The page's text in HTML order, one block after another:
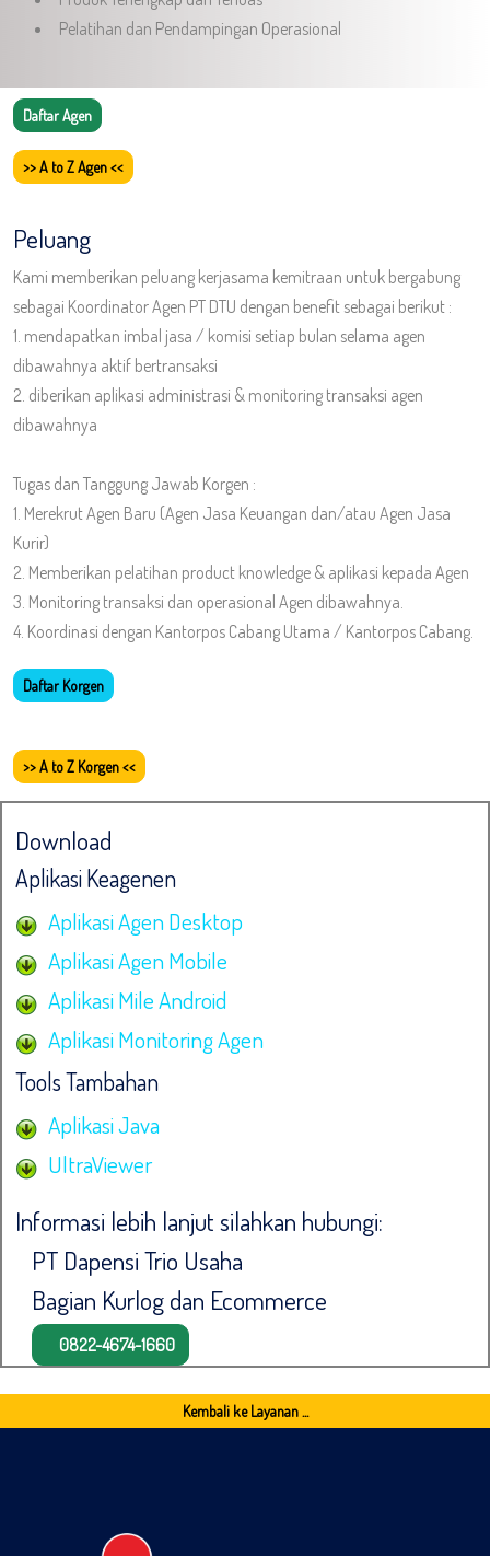
Pelatihan dan Pendampingan Operasional
Daftar Agen
>> A to Z Agen <<
Peluang
Kami memberikan peluang kerjasama kemitraan untuk bergabung
sebagai Koordinator Agen PT DTU dengan benefit sebagai berikut :
1. mendapatkan imbal jasa / komisi setiap bulan selama agen
dibawahnya aktif bertransaksi
2. diberikan aplikasi administrasi & monitoring transaksi agen
dibawahnya
Tugas dan Tanggung Jawab Korgen :
1. Merekrut Agen Baru (Agen Jasa Keuangan dan/atau Agen Jasa
Kurir)
2. Memberikan pelatihan product knowledge & aplikasi kepada Agen
3. Monitoring transaksi dan operasional Agen dibawahnya.
4. Koordinasi dengan Kantorpos Cabang Utama / Kantorpos Cabang.
Daftar Korgen
>> A to Z Korgen <<
Download
Aplikasi Keagenen
Aplikasi Agen Desktop
Aplikasi Agen Mobile
Aplikasi Mile Android
Aplikasi Monitoring Agen
Tools Tambahan
Aplikasi Java
UltraViewer
Informasi lebih lanjut silahkan hubungi:
PT Dapensi Trio Usaha
Bagian Kurlog dan Ecommerce
0822-4674-1660
Kembali ke Layanan ...